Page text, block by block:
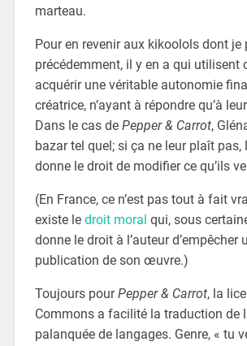
marteau.
Pour en revenir aux kikoolols dont je
précédemment, il y en a qui utilisent
acquérir une véritable autonomie
créatrice, n’ayant à répondre qu’à
Dans le cas de Pepper & Carrot,
bazar tel quel; si ça ne leur plaît pas,
donne le droit de modifier ce qu’ils
(En France, ce n’est pas tout à fait
existe le droit moral qui, sous
donne le droit à l’auteur d’empêcher
publication de son œuvre.)
Toujours pourPepper & Carrot, la
Commons a facilité la traduction de
palanquée de langages. Genre, « tu